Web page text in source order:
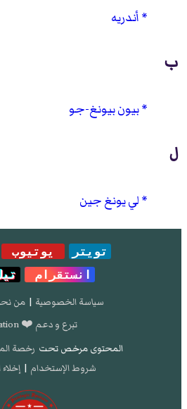
أندريه
ب
بيون بيونغ-جو
ل
لي يونغ جين
تويتر يوتيوب
انستقرام
سياسة الخصوصية | من
تبرع و دعم ❤️ donation
المحتوى مرخص تحت رخصة
شروط الإستخدام |